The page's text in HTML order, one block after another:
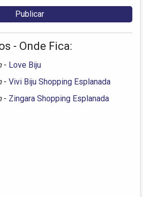
- Onde Fica:
- Love Biju
- Vivi Biju Shopping Esplanada
- Zingara Shopping Esplanada